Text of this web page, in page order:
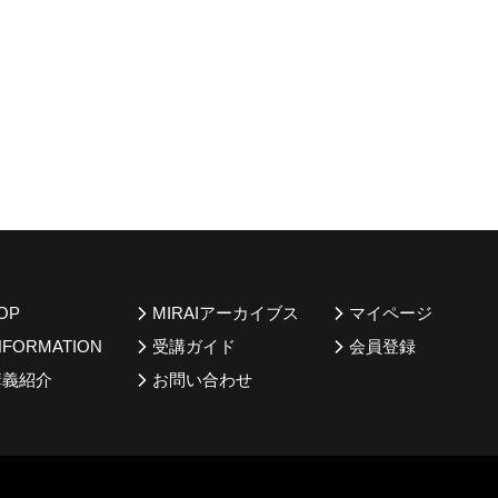
紹介
MIRAIアーカイブス
受講ガイド
お問い合わせ
マイページ
会員登録